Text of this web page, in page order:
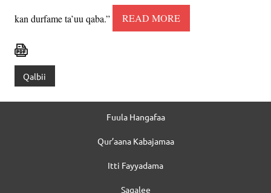
kan durfame ta’uu qaba.” READ MORE
Qalbii
Fuula Hangafaa
Qur’aana Kabajamaa
Itti Fayyadama
Sagalee